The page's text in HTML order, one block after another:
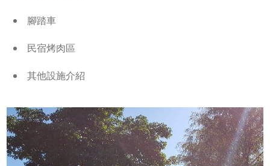
腳踏車
民宿烤肉區
其他設施介紹